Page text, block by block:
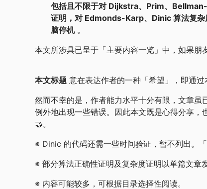
包括且不限于对 Dijkstra、Prim、
证明，对 Edmonds-Karp、Dinic 算法复杂
脑停机。
本文所涉具已呈于「主要内容一览」中，如果
本文标题意在表达作者的一种「希望」，即通
然而不幸的是，作者能力水平十分有限，文章
例外地出现一些错误。因此本文既是心得分享，
🤝。
※ Dinic 的代码还需一些时间验证，暂不列出。
※ 部分算法正确性证明及复杂度证明以单篇文章
※ 内容可能较多，可根据目录选择性阅读。